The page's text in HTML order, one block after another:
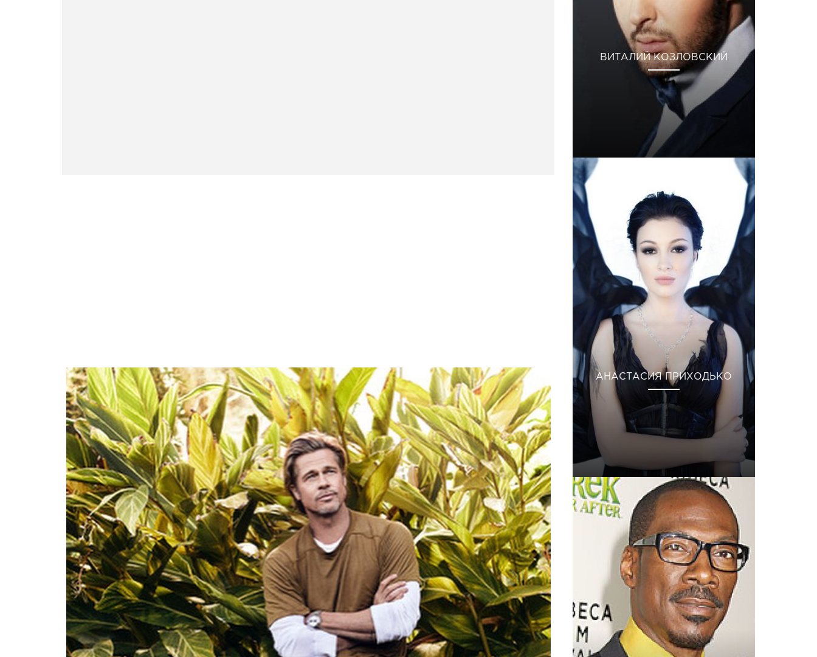
ВИТАЛИЙ КОЗЛОВСКИЙ
АНАСТАСИЯ ПРИХОДЬКО